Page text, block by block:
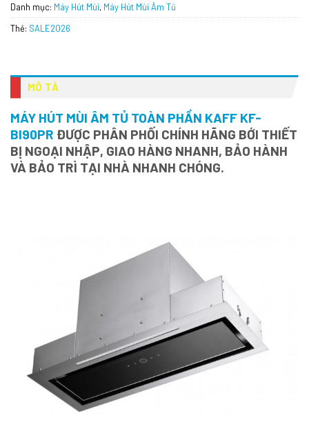
Danh mục: Máy Hút Mùi, Máy Hút Mùi Âm Tủ
Thẻ: SALE2026
MÔ TẢ
MÁY HÚT MÙI ÂM TỦ TOÀN PHẦN KAFF KF-
BI90PR ĐƯỢC PHÂN PHỐI CHÍNH HÃNG BỚI THIẾT
BỊ NGOẠI NHẬP, GIAO HÀNG NHANH, BẢO HÀNH
VÀ BẢO TRÌ TẠI NHÀ NHANH CHÓNG.